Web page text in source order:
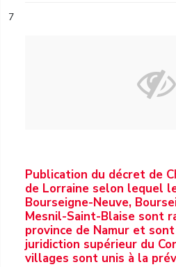
7
Publication du décret de
de Lorraine selon lequel
Bourseigne-Neuve,
Mesnil-Saint-Blaise sont
province de Namur et
juridiction supérieur du
villages sont unis à la